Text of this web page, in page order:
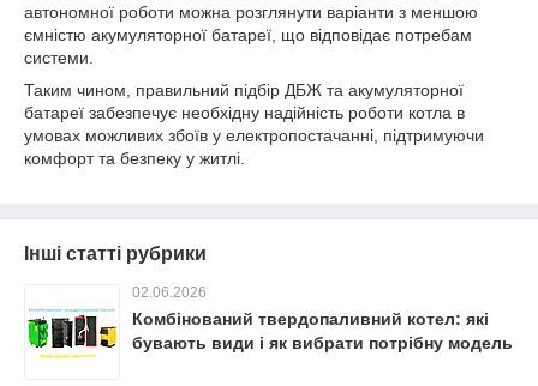
автономної роботи можна розглянути варіанти з меншою
ємністю акумуляторної батареї, що відповідає потребам
системи.
Таким чином, правильний підбір ДБЖ та акумуляторної
батареї забезпечує необхідну надійність роботи котла в
умовах можливих збоїв у електропостачанні, підтримуючи
комфорт та безпеку у житлі.
Інші статті рубрики
02.06.2026
Комбінований твердопаливний котел: які
бувають види і як вибрати потрібну модель